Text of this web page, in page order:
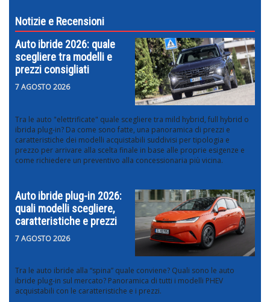
Notizie e Recensioni
Auto ibride 2026: quale
scegliere tra modelli e
prezzi consigliati
7 AGOSTO 2026
Tra le auto "elettrificate" quale scegliere tra mild hybrid, full hybrid o
ibrida plug-in? Da come sono fatte, una panoramica di prezzi e
caratteristiche dei modelli acquistabili suddivisi per tipologia e
prezzo per arrivare alla scelta finale in base alle proprie esigenze e
come richiedere un preventivo alla concessionaria più vicina.
Auto ibride plug-in 2026:
quali modelli scegliere,
caratteristiche e prezzi
7 AGOSTO 2026
Tra le auto ibride alla “spina” quale conviene? Quali sono le auto
ibride plug-in sul mercato? Panoramica di tutti i modelli PHEV
acquistabili con le caratteristiche e i prezzi.